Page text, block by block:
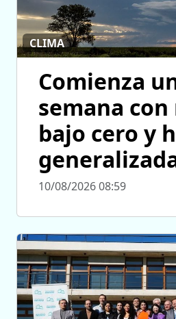
CLIMA
Comienza
semana
bajo cero y
10/08/2026 08:59